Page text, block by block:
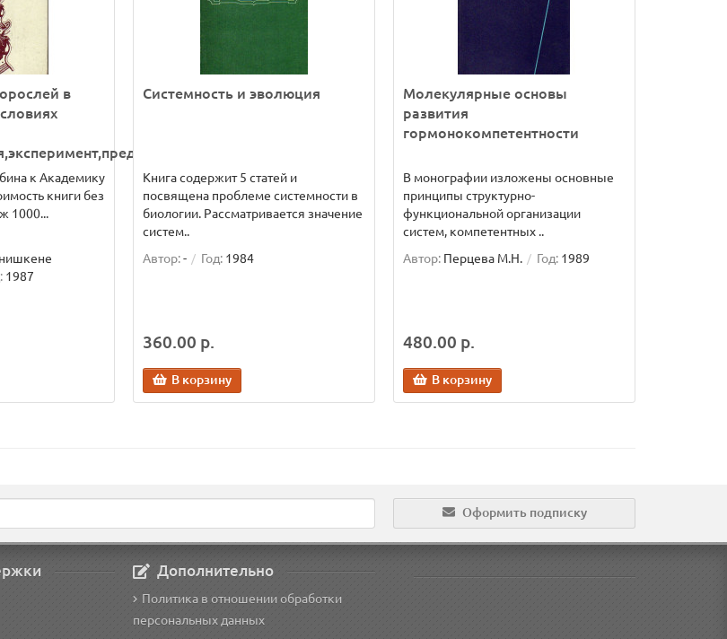
в
к Академику
книги без
1000...
1987
Системность и эволюция
Книга содержит 5 статей и
посвящена проблеме системности в
биологии. Рассматривается значение
систем..
Автор:- Год: 1984
360.00 р.
В корзину
Молекулярные основы
развития
гормонокомпетентности
В монографии изложены основные
принципы структурно-
функциональной организации
систем, компетентных ..
Автор: Перцева М.Н. Год: 1989
480.00 р.
В корзину
Оформить подписку
Дополнительно
Политика в отношении обработки
персональных данных